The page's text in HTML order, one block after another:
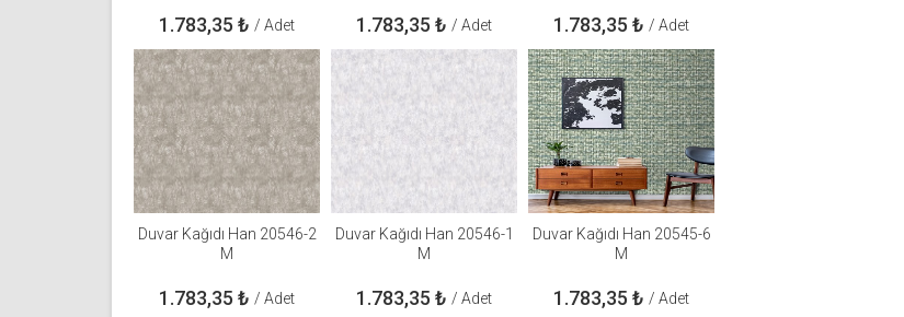
1.783,35 ₺ / Adet 1.783,35 ₺ / Adet 1.783,35 ₺ / Adet
Duvar Kağıdı Han 20546-2
M
1.783,35 ₺ / Adet
Duvar Kağıdı Han 20546-1
M
1.783,35 ₺ / Adet
Duvar Kağıdı Han 20545-6
M
1.783,35 ₺ / Adet